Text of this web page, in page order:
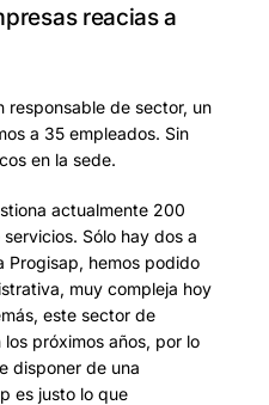
reacias a
responsable de sector, un
a 35 empleados. Sin
en la sede.
actualmente 200
Sólo hay dos a
Progisap, hemos podido
muy compleja hoy
este sector de
próximos años, por lo
disponer de una
es justo lo que